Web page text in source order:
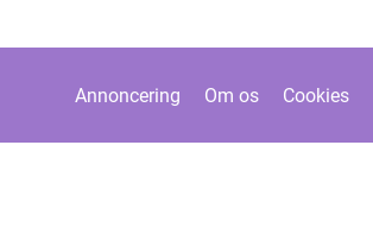
Annoncering Om os Cookies